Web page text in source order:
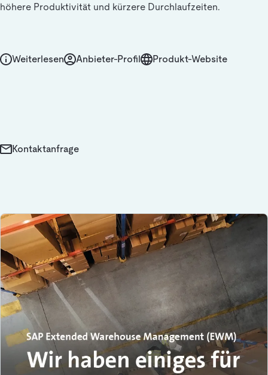
höhere Produktivität und kürzere Durchlaufzeiten.
Weiterlesen Anbieter-Profil Produkt-Website
Kontaktanfrage